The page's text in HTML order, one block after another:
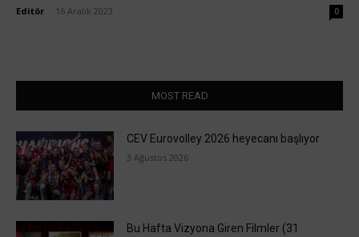
Editör 16 Aralık 2023 0
MOST READ
CEV Eurovolley 2026 heyecanı başlıyor
3 Ağustos 2026
Bu Hafta Vizyona Giren Filmler (31